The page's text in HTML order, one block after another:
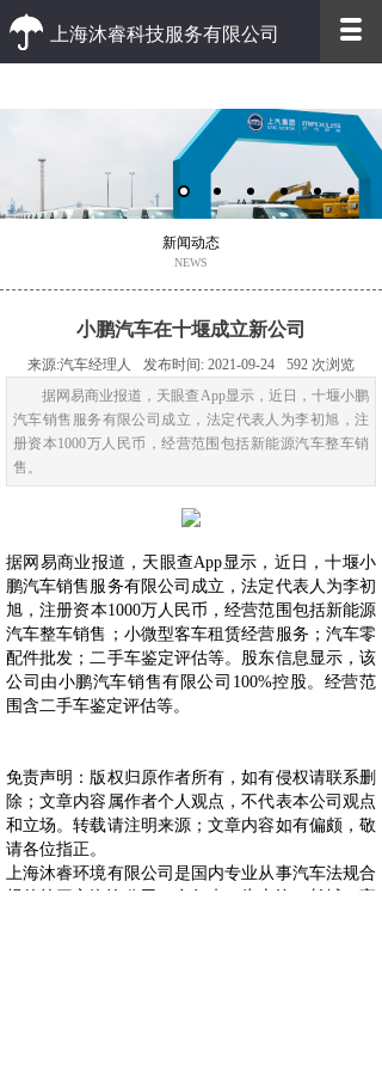
上海沐睿科技服务有限公司
优质的客户服务 高效的办事效率
新闻动态
NEWS
小鹏汽车在十堰成立新公司
来源:汽车经理人 发布时间: 2021-09-24 592 次浏览
据网易商业报道，天眼查App显示，近日，十堰小鹏
汽车销售服务有限公司成立，法定代表人为李初旭，注
册资本1000万人民币，经营范围包括新能源汽车整车销
售。
据网易商业报道，天眼查App显示，近日，十堰小
鹏汽车销售服务有限公司成立，法定代表人为李初
旭，注册资本1000万人民币，经营范围包括新能源
汽车整车销售；小微型客车租赁经营服务；汽车零
配件批发；二手车鉴定评估等。股东信息显示，该
公司由小鹏汽车销售有限公司100%控股。经营范
围含二手车鉴定评估等。
免责声明：版权归原作者所有，如有侵权请联系删
除；文章内容属作者个人观点，不代表本公司观点
和立场。转载请注明来源；文章内容如有偏颇，敬
请各位指正。
上海沐睿环境有限公司是国内专业从事汽车法规合